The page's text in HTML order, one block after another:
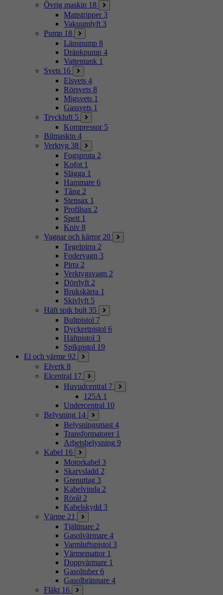
Övrig maskin 18
Mattstripper 3
Vakuumlyft 3
Pump 18
Länspump 8
Dränkpump 4
Vattentank 1
Svets 16
Elsvets 4
Rörsvets 8
Migsvets 1
Gassvets 1
Tryckluft 5
Kompressor 5
Bilmaskin 4
Verktyg 38
Fogspruta 2
Kofot 1
Slägga 1
Hammare 6
Tång 2
Stensax 1
Profilsax 2
Spett 1
Kniv 8
Vagnar och kärror 20
Tegelpirra 2
Fodervagn 3
Pirra 2
Verktygsvagn 2
Dörrlyft 2
Brukskärra 1
Skivlyft 5
Häft spik bult 35
Bultpistol 7
Dyckertpistol 6
Häftpistol 3
Spikpistol 19
El och värme 92
Elverk 8
Elcentral 17
Huvudcentral 7
125A 1
Undercentral 10
Belysning 14
Belysningsmast 4
Transformatorer 1
Arbetsbelysning 9
Kabel 16
Motorkabel 3
Skarvsladd 2
Grenuttag 3
Kabelvinda 2
Rörål 2
Kabelskydd 3
Värme 21
Tjältinare 2
Gasolvärmare 4
Varmluftspistol 3
Värmemattor 1
Doppvärmare 1
Gasoltuber 6
Gasolbrännare 4
Fläkt 16